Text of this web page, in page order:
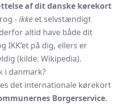
af dit danske kørekort
-ikke et selvstændigt
altid have både dit
IKK’et på dig, ellers er
(kilde: Wikipedia).
i danmark?
det internationale kørekort
Borgerservice.